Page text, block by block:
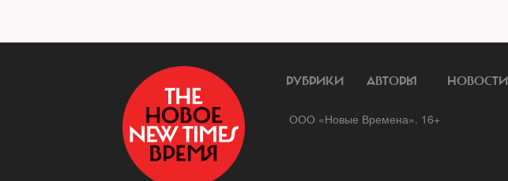
РУБРИКИ АВТОРЫ НОВОСТИ
ООО «Новые Времена». 16+